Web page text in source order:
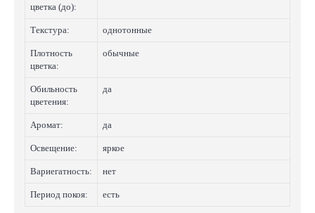
цветка (до):
Текстура: однотонные
Плотность
цветка:
обычные
Обильность
цветения:
да
Аромат: да
Освещение: яркое
Вариегатность: нет
Период покоя: есть